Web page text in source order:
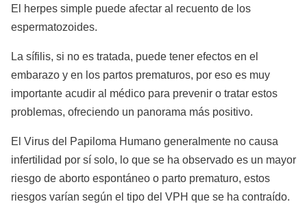
El herpes simple puede afectar al recuento de los
espermatozoides.
La sífilis, si no es tratada, puede tener efectos en el
embarazo y en los partos prematuros, por eso es muy
importante acudir al médico para prevenir o tratar estos
problemas, ofreciendo un panorama más positivo.
El Virus del Papiloma Humano generalmente no causa
infertilidad por sí solo, lo que se ha observado es un mayor
riesgo de aborto espontáneo o parto prematuro, estos
riesgos varían según el tipo del VPH que se ha contraído.